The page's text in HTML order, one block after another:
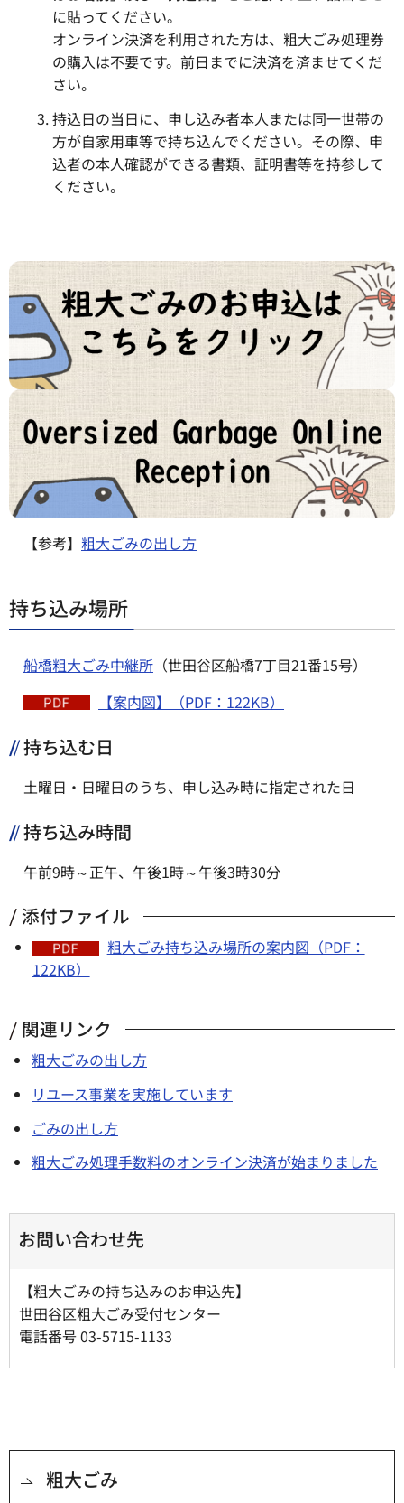
に貼ってください。
オンライン決済を利用された方は、粗大ごみ処理券
の購入は不要です。前日までに決済を済ませてくだ
さい。
持込日の当日に、申し込み者本人または同一世帯の
方が自家用車等で持ち込んでください。その際、申
込者の本人確認ができる書類、証明書等を持参して
ください。
【参考】 粗大ごみの出し方
持ち込み場所
船橋粗大ごみ中継所 （世田谷区船橋7丁目21番15号）
【案内図】（PDF：122KB）
持ち込む日
土曜日・日曜日のうち、申し込み時に指定された日
持ち込み時間
午前9時～正午、午後1時～午後3時30分
添付ファイル
粗大ごみ持ち込み場所の案内図（PDF：
122KB）
関連リンク
粗大ごみの出し方
リユース事業を実施しています
ごみの出し方
粗大ごみ処理手数料のオンライン決済が始まりました
お問い合わせ先
【粗大ごみの持ち込みのお申込先】
世田谷区粗大ごみ受付センター
電話番号 03-5715-1133
粗大ごみ